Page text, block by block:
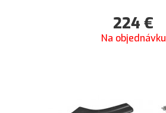
224 €
Na objednávku